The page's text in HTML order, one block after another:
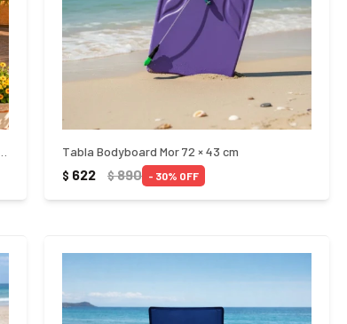
Tabla Bodyboard Mor 72 × 43 cm
$ 622 $890 30